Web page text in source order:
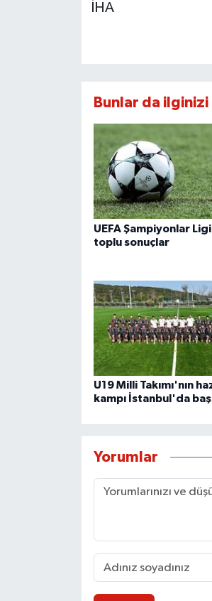
İHA
Bunlar da
UEFA Şampiyonlar
toplu sonuçlar
U19 Milli Takımı'nın
kampı İstanbul'da
Yorumlar